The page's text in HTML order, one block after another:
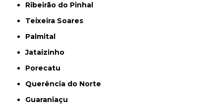
Ribeirão do Pinhal
Teixeira Soares
Palmital
Jataizinho
Porecatu
Querência do Norte
Guaraniaçu